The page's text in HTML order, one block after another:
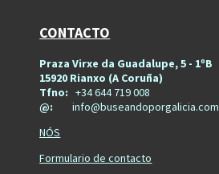
CONTACTO
Praza Virxe da Guadalupe, 5 - 1ºB
15920 Rianxo (A Coruña)
Tfno:+34 644 719 008
@:info@buseandoporgalicia.com
NÓS
Formulario de contacto